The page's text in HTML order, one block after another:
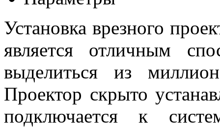
Установка врезного
является отличным
выделиться из
Проектор скрыто
подключается к